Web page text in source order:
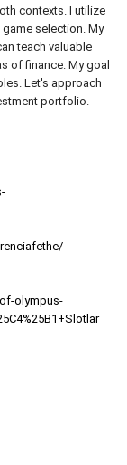
contexts. I utilize
selection. My
teach valuable
of finance. My goal
Let's approach
portfolio.
olympus-